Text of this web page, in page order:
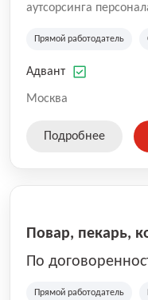
аутсорсинга
региональных
Казахстана и
Прямой работодатель
Адвант
Москва
Подробнее
Повар, пекарь,
По
Прямой работодатель